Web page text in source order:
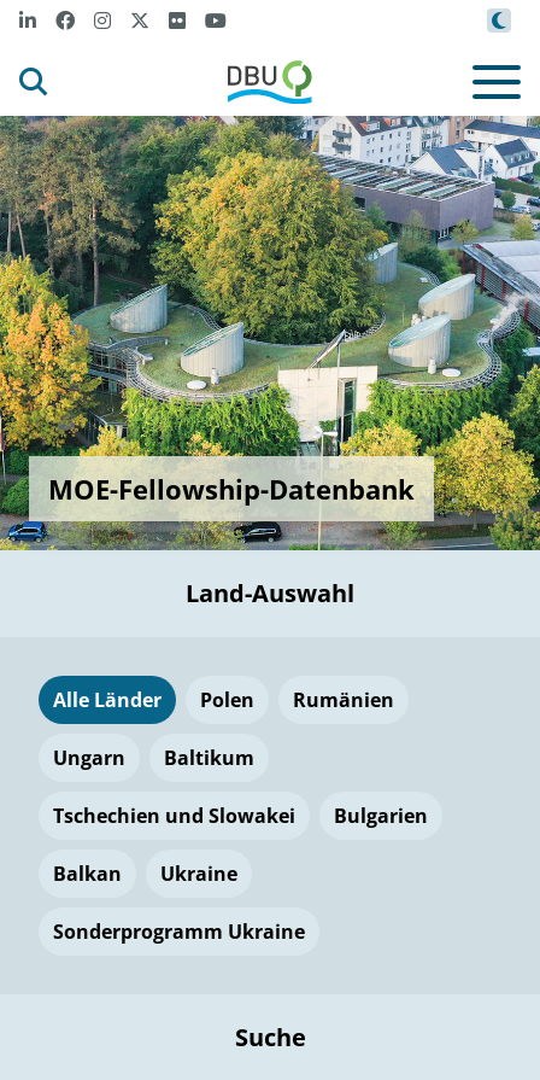
MOE-Fellowship-Datenbank
Land-Auswahl
Alle Länder Polen Rumänien
Ungarn Baltikum
Tschechien und Slowakei Bulgarien
Balkan Ukraine
Sonderprogramm Ukraine
Suche